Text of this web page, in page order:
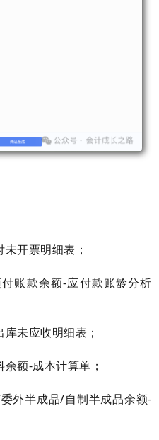
开票明细表；
账款余额-应付款账龄分析
库未应收明细表；
余额-成本计算单；
外半成品/自制半成品余额-